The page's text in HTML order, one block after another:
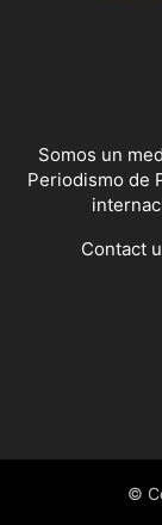
Somos un
Periodismo de
Contact
©